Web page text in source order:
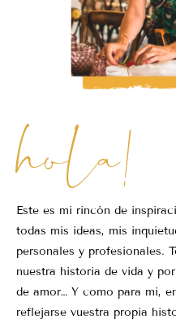
hola!
Este es mi rincón de
todas mis ideas, mis
personales y profesionales.
nuestra historia de vida y
de amor… Y como para mi,
reflejarse vuestra propia